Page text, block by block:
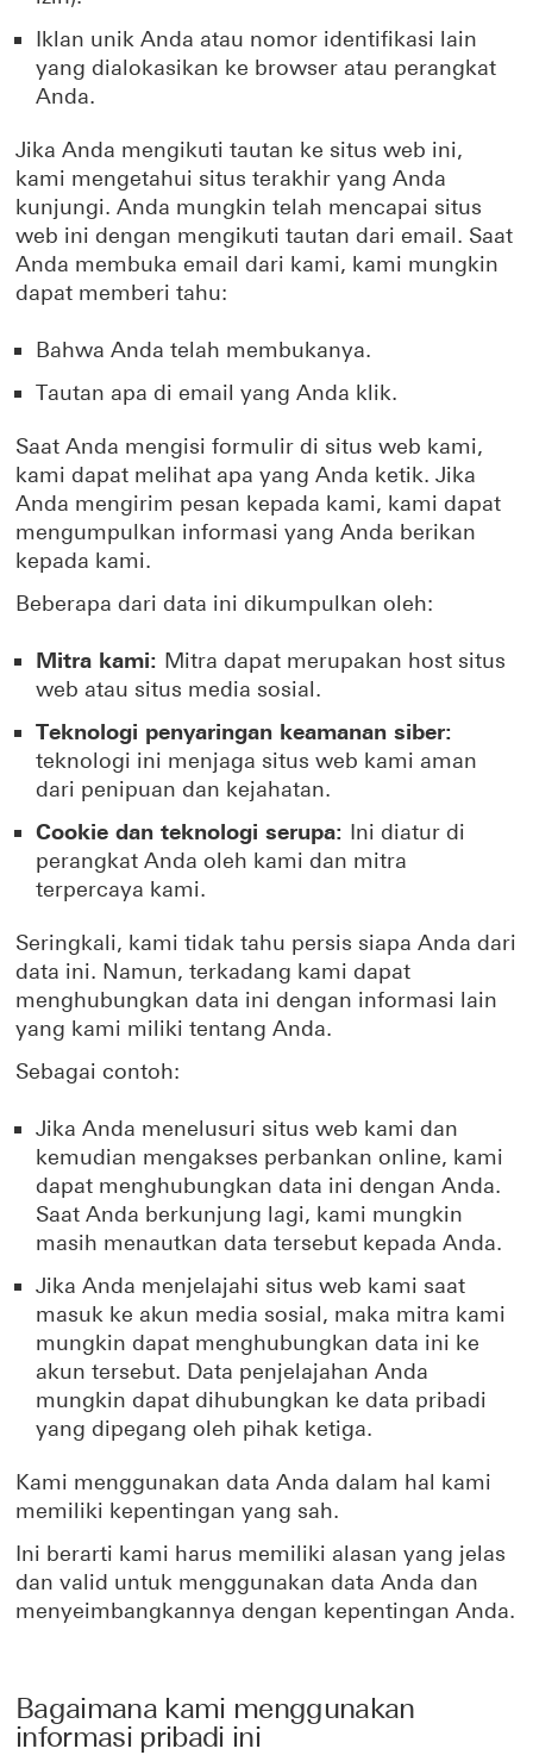
Iklan unik Anda atau nomor identifikasi lain
yang dialokasikan ke browser atau perangkat
Anda.
Jika Anda mengikuti tautan ke situs web ini,
kami mengetahui situs terakhir yang Anda
kunjungi. Anda mungkin telah mencapai situs
web ini dengan mengikuti tautan dari email. Saat
Anda membuka email dari kami, kami mungkin
dapat memberi tahu:
Bahwa Anda telah membukanya.
Tautan apa di email yang Anda klik.
Saat Anda mengisi formulir di situs web kami,
kami dapat melihat apa yang Anda ketik. Jika
Anda mengirim pesan kepada kami, kami dapat
mengumpulkan informasi yang Anda berikan
kepada kami.
Beberapa dari data ini dikumpulkan oleh:
Mitra kami: Mitra dapat merupakan host situs
web atau situs media sosial.
Teknologi penyaringan keamanan siber:
teknologi ini menjaga situs web kami aman
dari penipuan dan kejahatan.
Cookie dan teknologi serupa: Ini diatur di
perangkat Anda oleh kami dan mitra
terpercaya kami.
Seringkali, kami tidak tahu persis siapa Anda dari
data ini. Namun, terkadang kami dapat
menghubungkan data ini dengan informasi lain
yang kami miliki tentang Anda.
Sebagai contoh:
Jika Anda menelusuri situs web kami dan
kemudian mengakses perbankan online, kami
dapat menghubungkan data ini dengan Anda.
Saat Anda berkunjung lagi, kami mungkin
masih menautkan data tersebut kepada Anda.
Jika Anda menjelajahi situs web kami saat
masuk ke akun media sosial, maka mitra kami
mungkin dapat menghubungkan data ini ke
akun tersebut. Data penjelajahan Anda
mungkin dapat dihubungkan ke data pribadi
yang dipegang oleh pihak ketiga.
Kami menggunakan data Anda dalam hal kami
memiliki kepentingan yang sah.
Ini berarti kami harus memiliki alasan yang jelas
dan valid untuk menggunakan data Anda dan
menyeimbangkannya dengan kepentingan Anda.
Bagaimana kami menggunakan
informasi pribadi ini